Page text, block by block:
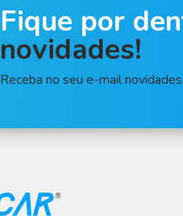
Fique por
novidades!
Receba no seu e-mail